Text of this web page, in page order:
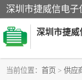
深圳市捷威
当前位置： 首页 > 供应